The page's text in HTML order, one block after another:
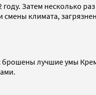
Затем несколько
смены климата,
брошены лучшие умы